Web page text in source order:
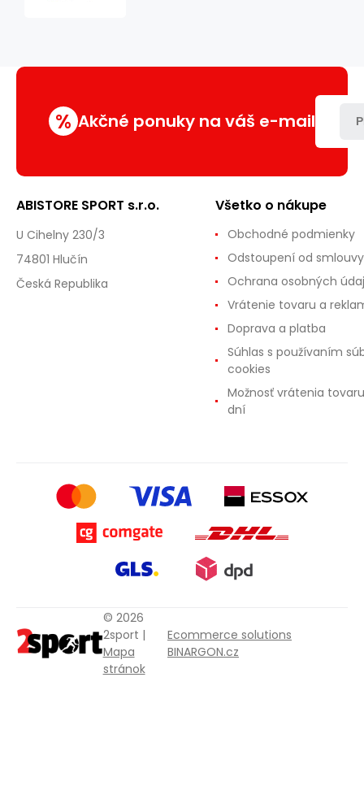
% Akčné ponuky na váš e-mail
ABISTORE SPORT s.r.o.
U Cihelny 230/3
74801 Hlučín
Česká Republika
Všetko o nákupe
Obchodné podmienky
Odstoupení od smlouvy
Ochrana osobných
Vrátenie tovaru a
Doprava a platba
Súhlas s používaním
cookies
Možnosť vrátenia
dní
© 2026
2sport |
Mapa
stránok
Ecommerce solutions
BINARGON.cz